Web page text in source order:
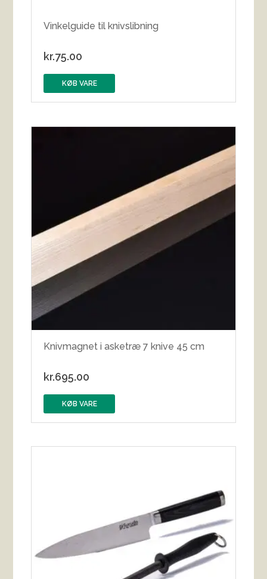
Vinkelguide til knivslibning
kr.75.00
KØB VARE
Knivmagnet i asketræ 7 knive 45 cm
kr.695.00
KØB VARE